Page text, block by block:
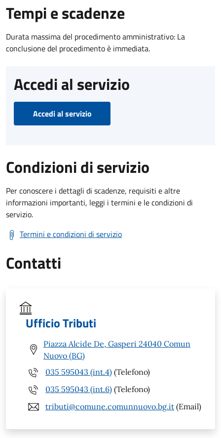
Tempi e scadenze
Durata massima del procedimento amministrativo: La
conclusione del procedimento è immediata.
Accedi al servizio
Accedi al servizio
Condizioni di servizio
Per conoscere i dettagli di scadenze, requisiti e altre
informazioni importanti, leggi i termini e le condizioni di
servizio.
Termini e condizioni di servizio
Contatti
Ufficio Tributi
Piazza Alcide De, Gasperi 24040 Comun
Nuovo (BG)
035 595043 (int.4) (Telefono)
035 595043 (int.6) (Telefono)
tributi@comune.comunnuovo.bg.it (Email)